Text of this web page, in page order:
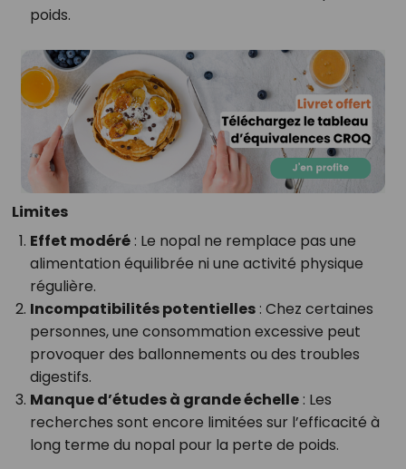
poids.
Limites
Effet modéré: Le nopal ne remplace pas une
alimentation équilibrée ni une activité physique
régulière.
Incompatibilités potentielles: Chez certaines
personnes, une consommation excessive peut
provoquer des ballonnements ou des troubles
digestifs.
Manque d’études à grande échelle: Les
recherches sont encore limitées sur l’efficacité à
long terme du nopal pour la perte de poids.